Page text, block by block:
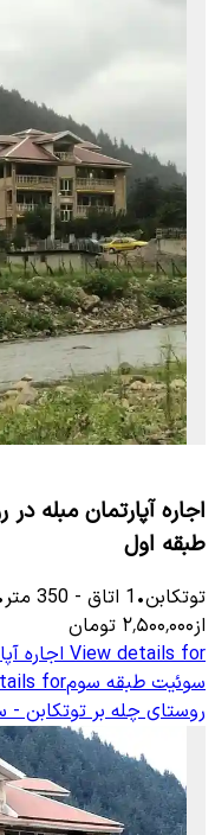
اجاره آپارتمان مبله
طبقه اول
توتكابن•
1 اتاق -
350 متر
از۲٬۵۰۰٬۰۰۰ تومان
View details for اجاره
سوئیت طبقه سومfor
روستای چله بر توتکابن